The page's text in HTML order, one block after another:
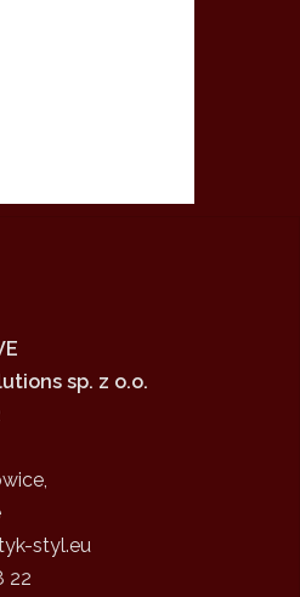
sp. z o.o.
styl.eu
22